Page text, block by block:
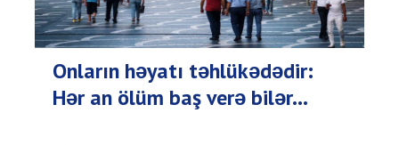
Onların həyatı təhlükədədir:
Hər an ölüm baş verə bilər...